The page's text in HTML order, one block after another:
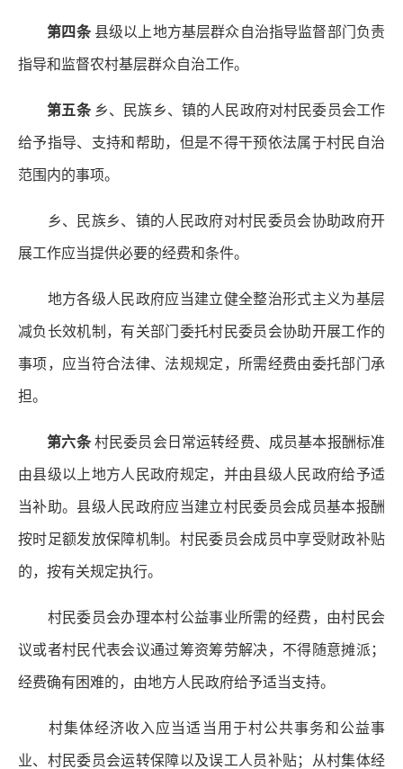
第四条县级以上地方基层群众自治指导监督部门负责
指导和监督农村基层群众自治工作。
第五条乡、民族乡、镇的人民政府对村民委员会工作
给予指导、支持和帮助，但是不得干预依法属于村民自治
范围内的事项。
乡、民族乡、镇的人民政府对村民委员会协助政府开
展工作应当提供必要的经费和条件。
地方各级人民政府应当建立健全整治形式主义为基层
减负长效机制，有关部门委托村民委员会协助开展工作的
事项，应当符合法律、法规规定，所需经费由委托部门承
担。
第六条村民委员会日常运转经费、成员基本报酬标准
由县级以上地方人民政府规定，并由县级人民政府给予适
当补助。县级人民政府应当建立村民委员会成员基本报酬
按时足额发放保障机制。村民委员会成员中享受财政补贴
的，按有关规定执行。
村民委员会办理本村公益事业所需的经费，由村民会
议或者村民代表会议通过筹资筹劳解决，不得随意摊派；
经费确有困难的，由地方人民政府给予适当支持。
村集体经济收入应当适当用于村公共事务和公益事
业、村民委员会运转保障以及误工人员补贴；从村集体经